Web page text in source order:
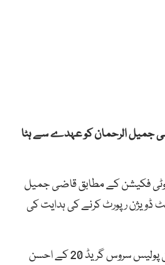
جمیل الرحمان کو عہدے سے ہٹا
فکیشن کے مطابق قاضی جمیل
ڈویژن رپورٹ کرنے کی ہدایت کی
نوٹی فکیشن کے مطابق پولیس سروس گریڈ 20 کے احسن